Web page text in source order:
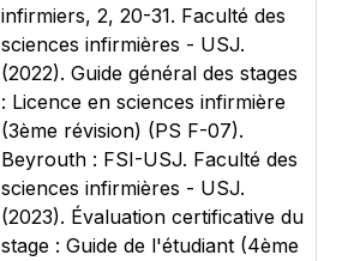
infirmiers, 2, 20-31. Faculté des
sciences infirmières - USJ.
(2022). Guide général des stages
: Licence en sciences infirmière
(3ème révision) (PS F-07).
Beyrouth : FSI-USJ. Faculté des
sciences infirmières - USJ.
(2023). Évaluation certificative du
stage : Guide de l'étudiant (4ème